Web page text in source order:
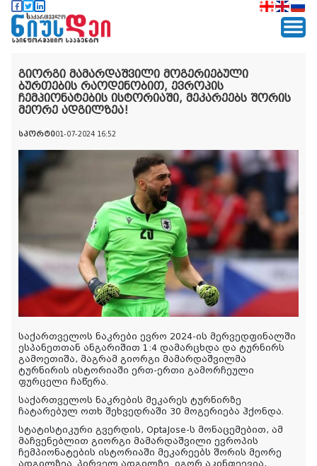
გიორგი მამარდაშვილი მოგერიებული
ბურთების რაოდენობით, ევროპის
ჩემპიონატების ისტორიაში, მეკარეებს შორის
მეორე ადგილზეა!
სპორტი01-07-2024 16:52
საქართველოს ნაკრები ევრო 2024-ის მერვედფინალში
ესპანეთთან ანგარიშით 1:4 დამარცხდა და ტურნირს
გამოეთიშა, მაგრამ გიორგი მამარდაშვილმა
ტურნირის ისტორიაში ერთ-ერთი გამორჩეული
ფურცელი ჩაწერა.
საქართველოს ნაკრების მეკარეს ტურნირზე
ჩატარებულ ოთხ შეხვედრაში 30 მოგერიება ჰქონდა.
სტატისტიკური გვერდის, OptaJose-ს მონაცემებით, ამ
მაჩვენებლით გიორგი მამარდაშვილი ევროპის
ჩემპიონატების ისტორიაში მეკარეებს შორის მეორე